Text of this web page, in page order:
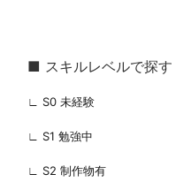
■ スキルレベルで探す
∟ S0 未経験
∟ S1 勉強中
∟ S2 制作物有